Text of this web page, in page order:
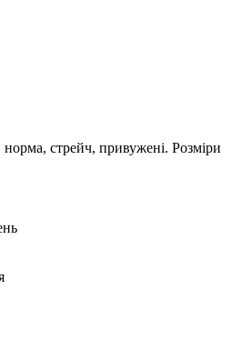
стрейч, привужені. Розміри